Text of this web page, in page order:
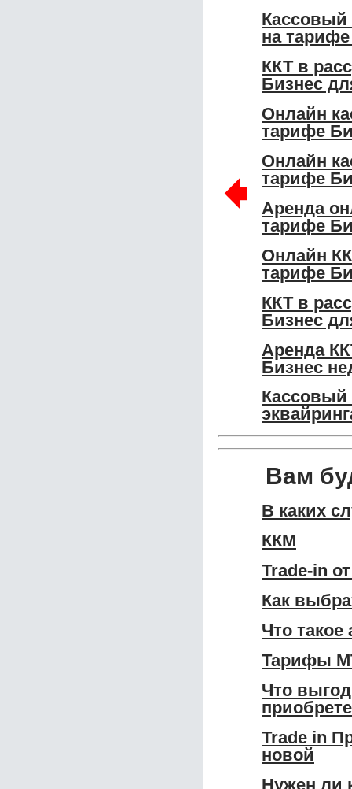
Кассовый
на
ККТ в
Бизнес
Онлайн
тарифе
Онлайн
тарифе
Аренда
тарифе
Онлайн
тарифе
ККТ в
Бизнес
Аренда
Бизнес
Кассовый
🠸
Вам
В каких
ККМ
Trade-in
Как
Что
Тарифы
Что
Trade in
новой
Нужен ли